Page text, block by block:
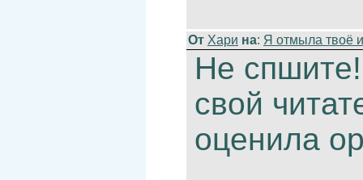
От Хари на: Я отмыла твоё
Не
свой
оценила